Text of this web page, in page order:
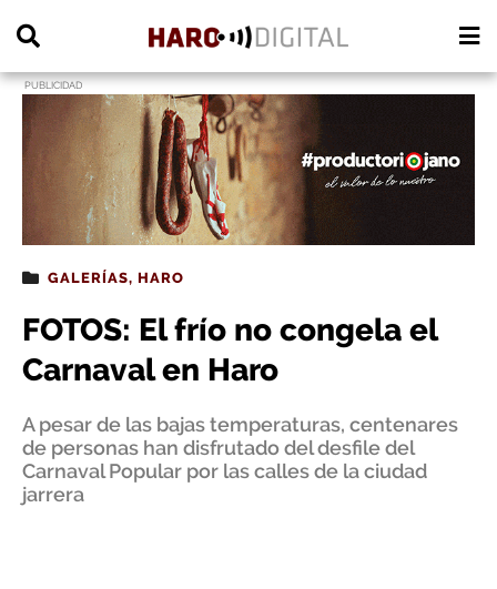
PUBLICIDAD
GALERÍAS, HARO
FOTOS: El frío no congela el
Carnaval en Haro
A pesar de las bajas temperaturas, centenares
de personas han disfrutado del desfile del
Carnaval Popular por las calles de la ciudad
jarrera